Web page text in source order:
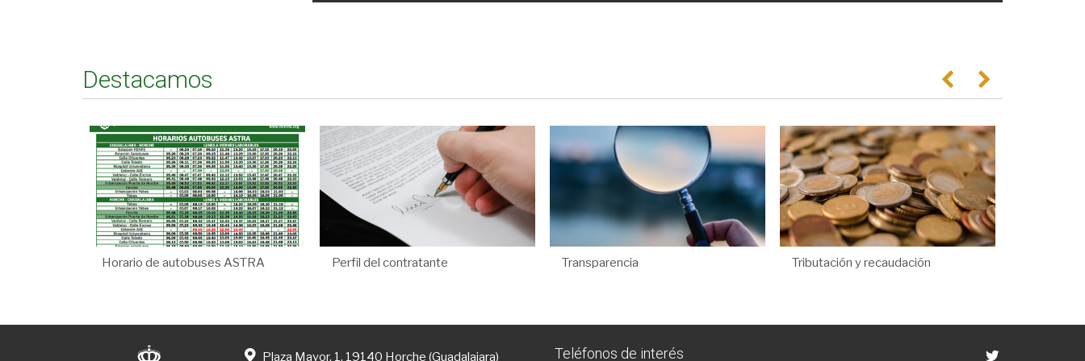
Destacamos Anterior
Horario de autobuses ASTRA Perfil del contratante Transparencia Tributación y recaudación
Plaza Mayor, 1. 19140 Horche (Guadalajara) Teléfonos de interés